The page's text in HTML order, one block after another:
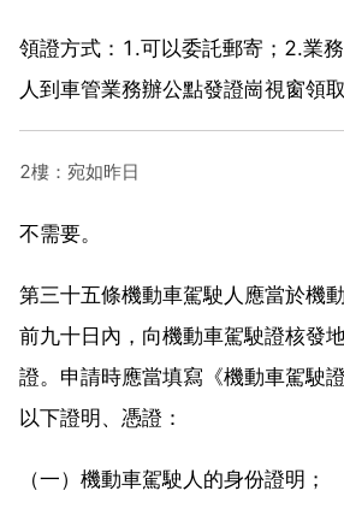
領證方式：1.可以委託郵寄；2.業
人到車管業務辦公點發證崗視窗領取
2樓：宛如昨日
不需要。
第三十五條機動車駕駛人應當於機
前九十日內，向機動車駕駛證核發
證。申請時應當填寫《機動車駕駛
以下證明、憑證：
（一）機動車駕駛人的身份證明；